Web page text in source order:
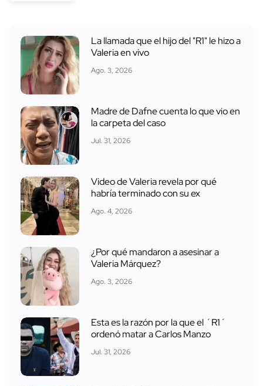
La llamada que el hijo del "R1" le hizo a
Valeria en vivo
Ago. 3, 2026
Madre de Dafne cuenta lo que vio en
la carpeta del caso
Jul. 31, 2026
Video de Valeria revela por qué
habría terminado con su ex
Ago. 4, 2026
¿Por qué mandaron a asesinar a
Valeria Márquez?
Ago. 3, 2026
Esta es la razón por la que el ´R1´
ordenó matar a Carlos Manzo
Jul. 31, 2026